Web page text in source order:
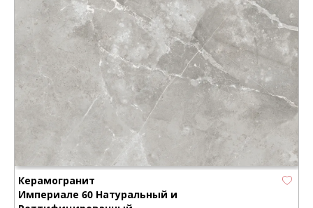
Керамогранит
Империале 60 Натуральный и